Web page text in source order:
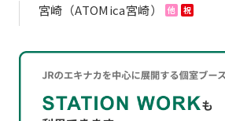
宮崎（ATOMica宮崎） 他 祝